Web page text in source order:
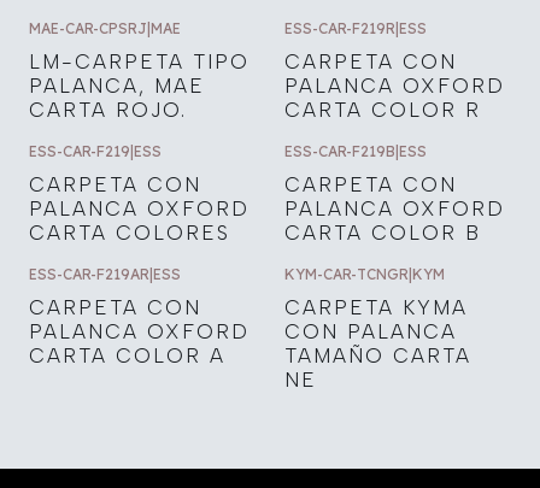
MAE-CAR-CPSRJ MAE
LM-CARPETA TIPO
PALANCA, MAE
CARTA ROJO.
ESS-CAR-F219R ESS
CARPETA CON
PALANCA OXFORD
CARTA COLOR R
ESS-CAR-F219 ESS
CARPETA CON
PALANCA OXFORD
CARTA COLORES
ESS-CAR-F219B ESS
CARPETA CON
PALANCA OXFORD
CARTA COLOR B
ESS-CAR-F219AR ESS
CARPETA CON
PALANCA OXFORD
CARTA COLOR A
KYM-CAR-TCNGR KYM
CARPETA KYMA
CON PALANCA
TAMAÑO CARTA
NE